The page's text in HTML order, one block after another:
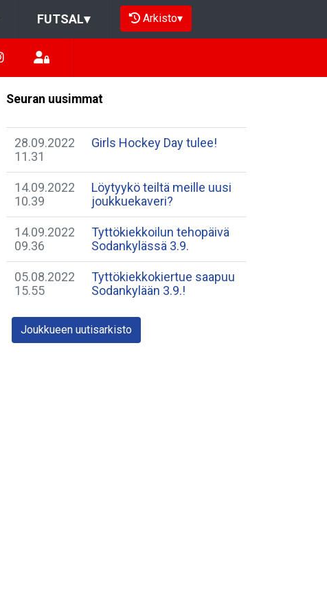
FUTSAL▾ Arkisto▾
Seuran uusimmat
28.09.2022
11.31
Girls Hockey Day tulee!
14.09.2022
10.39
Löytyykö teiltä meille uusi
joukkuekaveri?
14.09.2022
09.36
Tyttökiekkoilun tehopäivä
Sodankylässä 3.9.
05.08.2022
15.55
Tyttökiekkokiertue saapuu
Sodankylään 3.9.!
Joukkueen uutisarkisto